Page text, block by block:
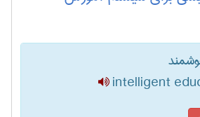
intelligent